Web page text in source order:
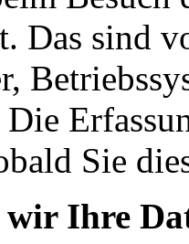
Das sind
Sie
Ihre